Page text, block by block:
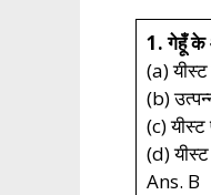
1. गेहूँ के
(a)
(b)
(c) यीस्ट
(d)
Ans. B